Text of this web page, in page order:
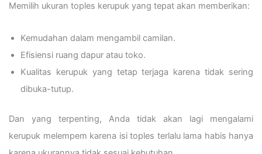
Memilih ukuran toples kerupuk yang tepat akan memberikan:
Kemudahan dalam mengambil camilan.
Efisiensi ruang dapur atau toko.
Kualitas kerupuk yang tetap terjaga karena tidak sering
dibuka-tutup.
Dan yang terpenting, Anda tidak akan lagi mengalami
kerupuk melempem karena isi toples terlalu lama habis hanya